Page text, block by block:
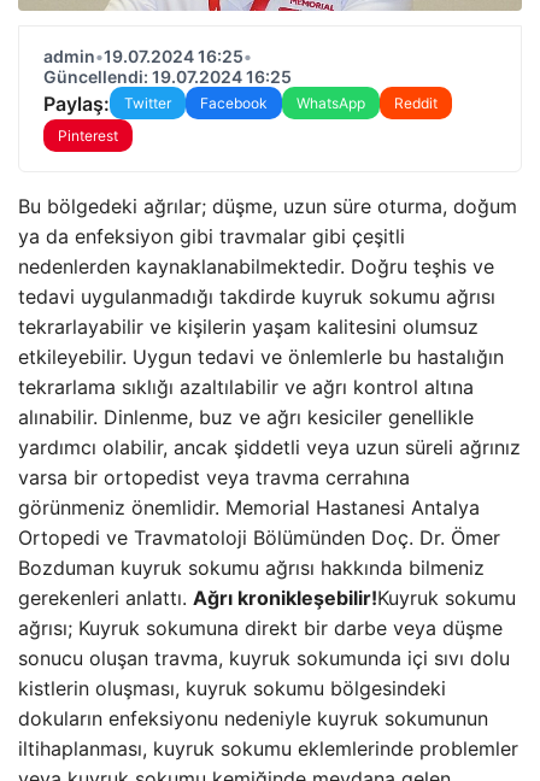
admin•19.07.2024 16:25•
Güncellendi: 19.07.2024 16:25
Paylaş: Twitter Facebook WhatsApp
Reddit
Pinterest
Bu bölgedeki ağrılar; düşme, uzun süre oturma, doğum
ya da enfeksiyon gibi travmalar gibi çeşitli
nedenlerden kaynaklanabilmektedir. Doğru teşhis ve
tedavi uygulanmadığı takdirde kuyruk sokumu ağrısı
tekrarlayabilir ve kişilerin yaşam kalitesini olumsuz
etkileyebilir. Uygun tedavi ve önlemlerle bu hastalığın
tekrarlama sıklığı azaltılabilir ve ağrı kontrol altına
alınabilir. Dinlenme, buz ve ağrı kesiciler genellikle
yardımcı olabilir, ancak şiddetli veya uzun süreli ağrınız
varsa bir ortopedist veya travma cerrahına
görünmeniz önemlidir. Memorial Hastanesi Antalya
Ortopedi ve Travmatoloji Bölümünden Doç. Dr. Ömer
Bozduman kuyruk sokumu ağrısı hakkında bilmeniz
gerekenleri anlattı. Ağrı kronikleşebilir!Kuyruk sokumu
ağrısı; Kuyruk sokumuna direkt bir darbe veya düşme
sonucu oluşan travma, kuyruk sokumunda içi sıvı dolu
kistlerin oluşması, kuyruk sokumu bölgesindeki
dokuların enfeksiyonu nedeniyle kuyruk sokumunun
iltihaplanması, kuyruk sokumu eklemlerinde problemler